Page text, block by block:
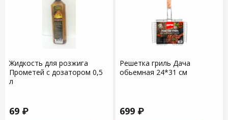
Жидкость для розжига
Прометей с дозатором 0,5
л
69 ₽
Решетка гриль Дача
обьемная 24*31 см
699 ₽